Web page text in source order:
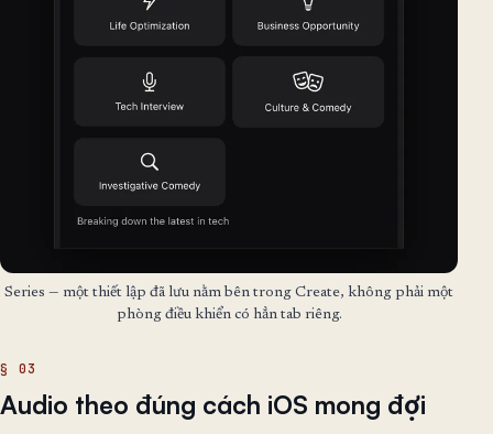
Series — một thiết lập đã lưu nằm bên trong Create, không phải một
phòng điều khiển có hẳn tab riêng.
Audio theo đúng cách iOS mong đợi